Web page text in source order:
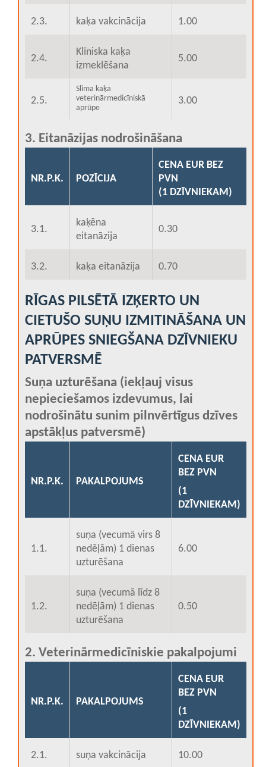
2.3. kaķa vakcinācija 1.00
2.4.
Klīniska kaķa
izmeklēšana
5.00
2.5.
Slima kaķa
veterinārmedicīniskā
aprūpe
3.00
3. Eitanāzijas nodrošināšana
NR.P.K. POZĪCIJA
CENA EUR BEZ
PVN
(1 DZĪVNIEKAM)
3.1.
kaķēna
eitanāzija
0.30
3.2. kaķa eitanāzija 0.70
RĪGAS PILSĒTĀ IZĶERTO UN
CIETUŠO SUŅU IZMITINĀŠANA UN
APRŪPES SNIEGŠANA DZĪVNIEKU
PATVERSMĒ
Suņa uzturēšana (iekļauj visus
nepieciešamos izdevumus, lai
nodrošinātu sunim pilnvērtīgus dzīves
apstākļus patversmē)
NR.P.K. PAKALPOJUMS
CENA EUR
BEZ PVN
(1
DZĪVNIEKAM)
1.1.
suņa (vecumā virs 8
nedēļām) 1 dienas
uzturēšana
6.00
1.2.
suņa (vecumā līdz 8
nedēļām) 1 dienas
uzturēšana
0.50
2. Veterinārmedicīniskie pakalpojumi
NR.P.K. PAKALPOJUMS
CENA EUR
BEZ PVN
(1
DZĪVNIEKAM)
2.1. suņa vakcinācija 10.00